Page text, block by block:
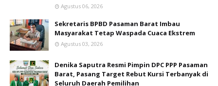
Agustus 06, 2026
Sekretaris BPBD Pasaman Barat Imbau
Masyarakat Tetap Waspada Cuaca Ekstrem
Agustus 03, 2026
Denika Saputra Resmi Pimpin DPC PPP Pasaman
Barat, Pasang Target Rebut Kursi Terbanyak di
Seluruh Daerah Pemilihan